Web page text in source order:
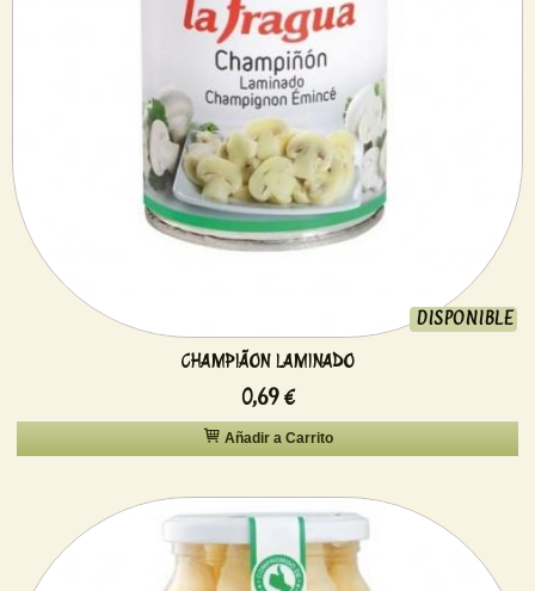
DISPONIBLE
CHAMPIÃON LAMINADO
0,69 €
Añadir a Carrito